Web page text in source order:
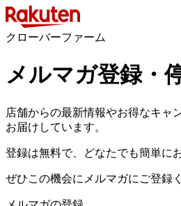
クローバーファーム
メルマガ登録・
店舗からの最新情報やお得なキャ
お届けしています。
登録は無料で、どなたでも簡単に
ぜひこの機会にメルマガにご登録